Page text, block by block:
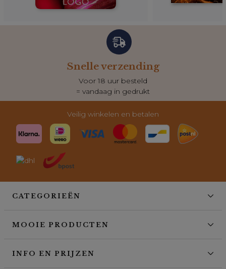
Snelle verzending
Voor 18 uur besteld
= vandaag in gedrukt
Veilig winkelen en betalen
CATEGORIEËN
MOOIE PRODUCTEN
INFO EN PRIJZEN